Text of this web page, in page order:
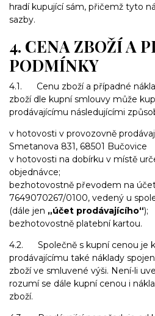
hradí kupující sám, přičemž tyto
sazby.
4. CENA ZBOŽÍ A
PODMÍNKY
4.1. Cenu zboží a případné
zboží dle kupní smlouvy může
prodávajícímu následujícími
v hotovosti v provozovně
Smetanova 831, 68501 Bučovice
v hotovosti na dobírku v místě
objednávce;
bezhotovostně převodem na
7649070267/0100, vedený u
(dále jen „účet prodávajícího“);
bezhotovostně platební kartou.
4.2. Společně s kupní cenou je
prodávajícímu také náklady
zboží ve smluvené výši. Není-li
rozumí se dále kupní cenou i
zboží.